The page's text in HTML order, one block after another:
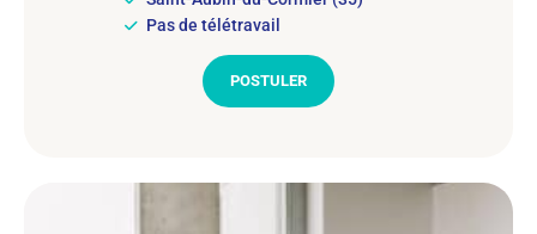
Pas de télétravail
POSTULER